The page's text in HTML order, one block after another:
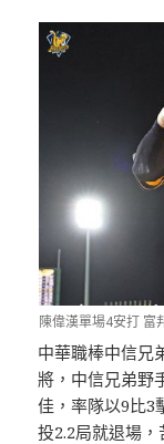
陳偉漢單場4安打 富
中華職棒中信兄
將，中信兄弟野
佳，率隊以9比3
投2.2局就退場，